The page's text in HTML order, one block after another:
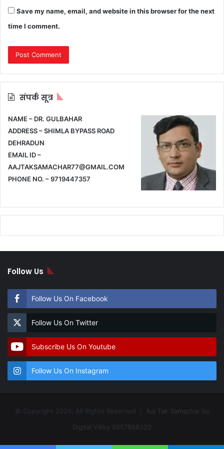
Save my name, email, and website in this browser for the next
time I comment.
संपर्क सूत्र
NAME – DR. GULBAHAR
ADDRESS – SHIMLA BYPASS ROAD
DEHRADUN
EMAIL ID –
AAJTAKSAMACHAR77@GMAIL.COM
PHONE NO. – 9719447357
Follow Us
Follow Us On Facebook
Follow Us On Twitter
Subscribe Us On Youtube
Follow Us On Instagram
© Copyright 2026, All Rights Reserved | Aaj Tak Samachar by
Digital Vikky 9557868320